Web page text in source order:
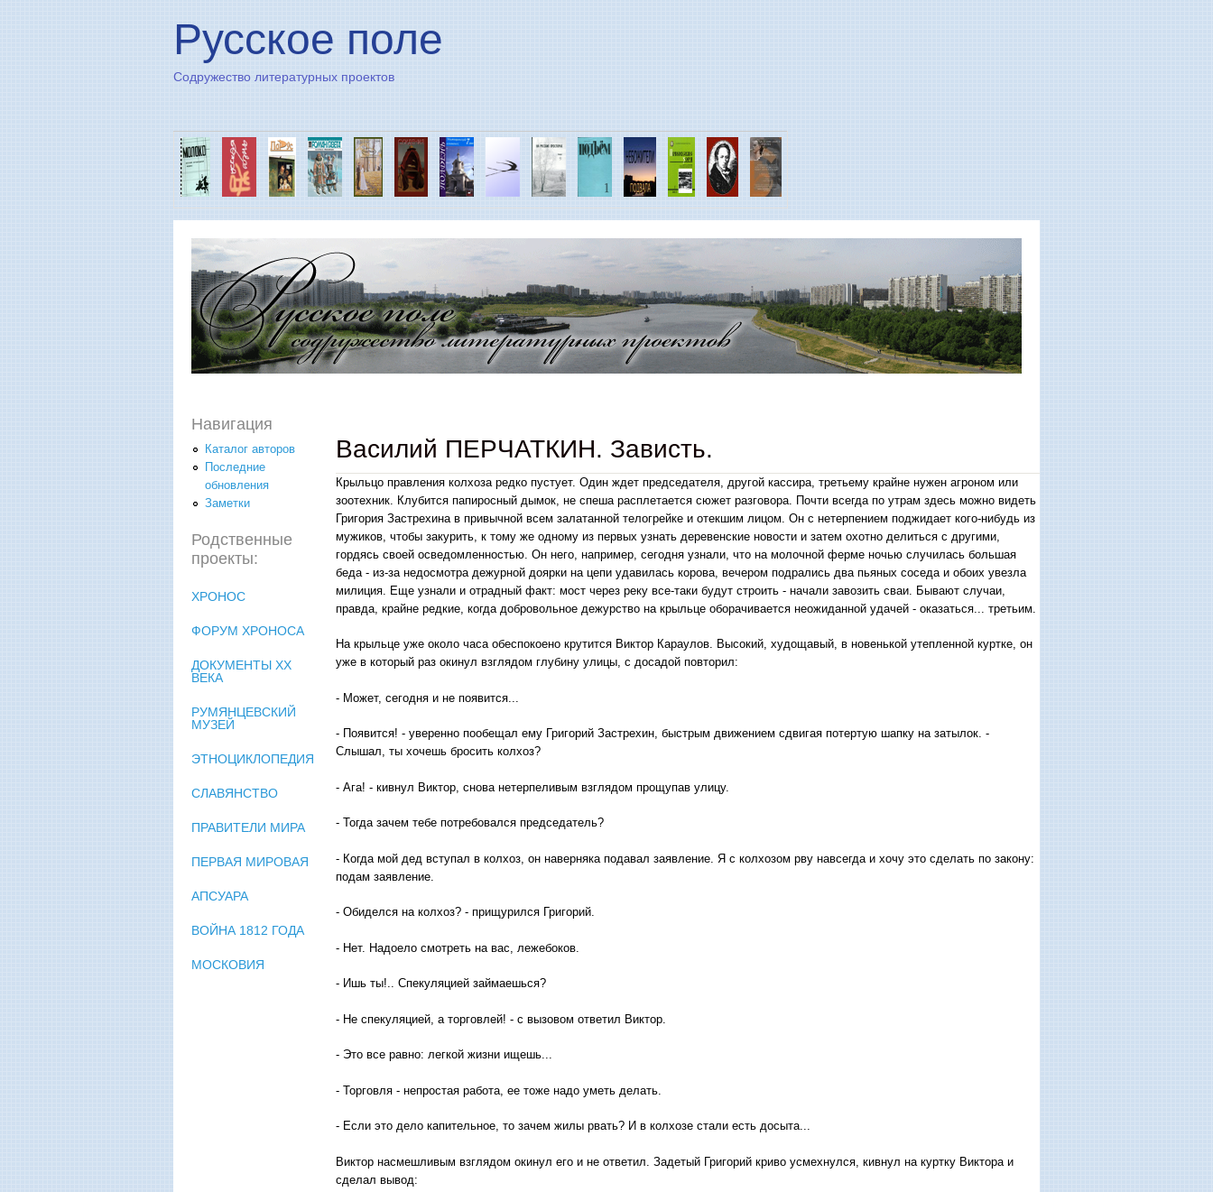
Русское поле
Содружество литературных проектов
Василий ПЕРЧАТКИН. Зависть.
Крыльцо правления колхоза редко пустует. Один ждет председателя, другой кассира, третьему крайне нужен агроном или
зоотехник. Клубится папиросный дымок, не спеша расплетается сюжет разговора. Почти всегда по утрам здесь можно видеть
Григория Застрехина в привычной всем залатанной телогрейке и отекшим лицом. Он с нетерпением поджидает кого-нибудь из
мужиков, чтобы закурить, к тому же одному из первых узнать деревенские новости и затем охотно делиться с другими,
гордясь своей осведомленностью. Он него, например, сегодня узнали, что на молочной ферме ночью случилась большая
беда - из-за недосмотра дежурной доярки на цепи удавилась корова, вечером подрались два пьяных соседа и обоих увезла
милиция. Еще узнали и отрадный факт: мост через реку все-таки будут строить - начали завозить сваи. Бывают случаи,
правда, крайне редкие, когда добровольное дежурство на крыльце оборачивается неожиданной удачей - оказаться... третьим.
На крыльце уже около часа обеспокоено крутится Виктор Караулов. Высокий, худощавый, в новенькой утепленной куртке, он
уже в который раз окинул взглядом глубину улицы, с досадой повторил:
- Может, сегодня и не появится...
- Появится! - уверенно пообещал ему Григорий Застрехин, быстрым движением сдвигая потертую шапку на затылок. -
Слышал, ты хочешь бросить колхоз?
- Ага! - кивнул Виктор, снова нетерпеливым взглядом прощупав улицу.
- Тогда зачем тебе потребовался председатель?
- Когда мой дед вступал в колхоз, он наверняка подавал заявление. Я с колхозом рву навсегда и хочу это сделать по закону:
подам заявление.
- Обиделся на колхоз? - прищурился Григорий.
- Нет. Надоело смотреть на вас, лежебоков.
- Ишь ты!.. Спекуляцией займаешься?
- Не спекуляцией, а торговлей! - с вызовом ответил Виктор.
- Это все равно: легкой жизни ищешь...
- Торговля - непростая работа, ее тоже надо уметь делать.
- Если это дело капительное, то зачем жилы рвать? И в колхозе стали есть досыта...
Виктор насмешливым взглядом окинул его и не ответил. Задетый Григорий криво усмехнулся, кивнул на куртку Виктора и
сделал вывод:
Навигация
Каталог авторов
Последние
обновления
Заметки
Родственные
проекты:
ХРОНОС
ФОРУМ ХРОНОСА
ДОКУМЕНТЫ XX
ВЕКА
РУМЯНЦЕВСКИЙ
МУЗЕЙ
ЭТНОЦИКЛОПЕДИЯ
СЛАВЯНСТВО
ПРАВИТЕЛИ МИРА
ПЕРВАЯ МИРОВАЯ
АПСУАРА
ВОЙНА 1812 ГОДА
МОСКОВИЯ